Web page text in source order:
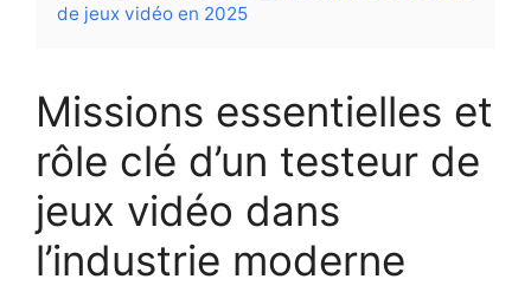
de jeux vidéo en 2025
Missions essentielles et
rôle clé d’un testeur de
jeux vidéo dans
l’industrie moderne